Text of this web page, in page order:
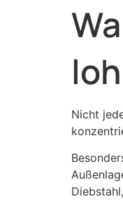
Nicht